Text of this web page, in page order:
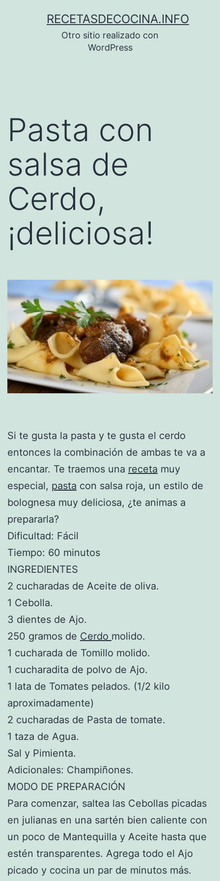
RECETASDECOCINA.INFO
Otro sitio realizado con
WordPress
Pasta con
salsa de
Cerdo,
¡deliciosa!
Si te gusta la pasta y te gusta el cerdo
entonces la combinación de ambas te va a
encantar. Te traemos una receta muy
especial, pasta con salsa roja, un estilo de
bolognesa muy deliciosa, ¿te animas a
prepararla?
Dificultad: Fácil
Tiempo: 60 minutos
INGREDIENTES
2 cucharadas de Aceite de oliva.
1 Cebolla.
3 dientes de Ajo.
250 gramos de Cerdo molido.
1 cucharada de Tomillo molido.
1 cucharadita de polvo de Ajo.
1 lata de Tomates pelados. (1/2 kilo
aproximadamente)
2 cucharadas de Pasta de tomate.
1 taza de Agua.
Sal y Pimienta.
Adicionales: Champiñones.
MODO DE PREPARACIÓN
Para comenzar, saltea las Cebollas picadas
en julianas en una sartén bien caliente con
un poco de Mantequilla y Aceite hasta que
estén transparentes. Agrega todo el Ajo
picado y cocina un par de minutos más.